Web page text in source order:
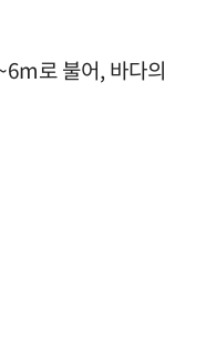
로 불어, 바다의